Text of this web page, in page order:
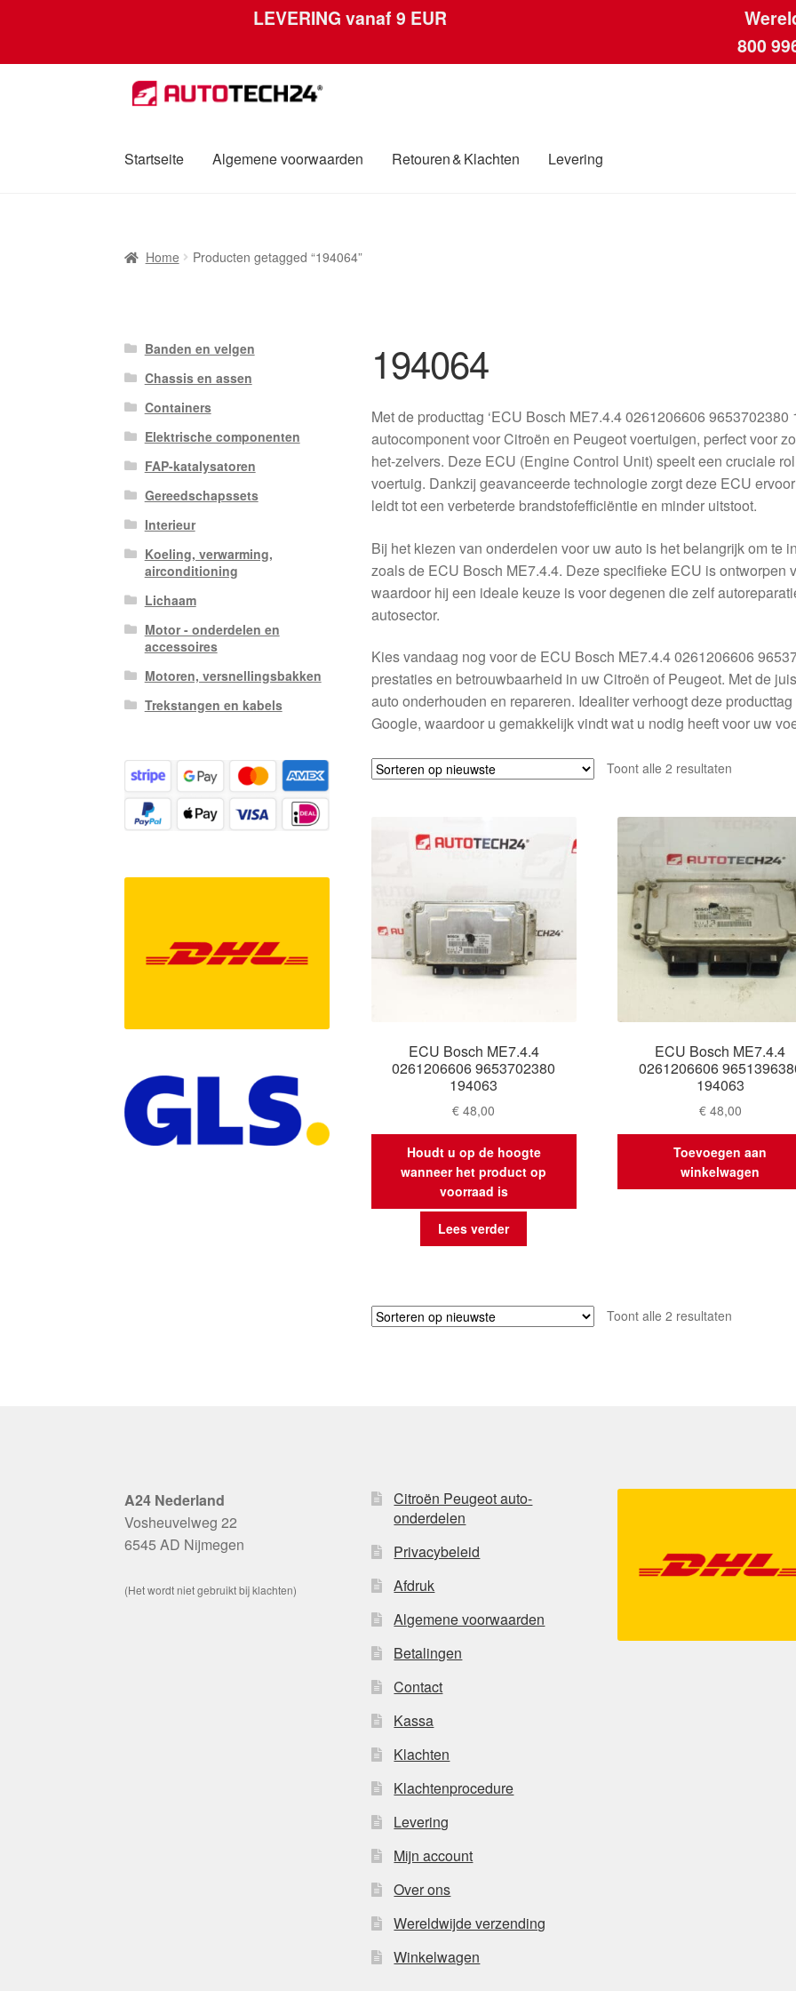
LEVERING vanaf 9 EUR
800
Ga
door
navigatie
Ga
naar
inhoud
Startseite Algemene voorwaarden Retouren & Klachten Levering
Over ons PrivacybeleidWereldwijde verzending
Home Producten getagged “194064”
194064
Met de producttag ‘ECU Bosch ME7.4.4 0261206606
autocomponent voor Citroën en Peugeot voertuigen, perfect voor
het-zelvers. Deze ECU (Engine Control Unit) speelt een cruciale
voertuig. Dankzij geavanceerde technologie zorgt deze ECU
leidt tot een verbeterde brandstofefficiëntie en minder uitstoot.
Bij het kiezen van onderdelen voor uw auto is het belangrijk om te
zoals de ECU Bosch ME7.4.4. Deze specifieke ECU is ontworpen
waardoor hij een ideale keuze is voor degenen die zelf
autosector.
Kies vandaag nog voor de ECU Bosch ME7.4.4 0261206606
prestaties en betrouwbaarheid in uw Citroën of Peugeot. Met de
auto onderhouden en repareren. Idealiter verhoogt deze
Google, waardoor u gemakkelijk vindt wat u nodig heeft voor uw
Toont alle 2 resultatenGesorteerd
ECU Bosch ME7.4.4
0261206606 9653702380
194063
€ 48,00
Houdt u op de hoogte
wanneer het product op
voorraad is
Lees verder
ECU Bosch ME7.4.4
0261206606
194063
€48,00
Toevoegen aan
winkelwagen
Toont alle 2 resultatenGesorteerd
Banden en velgen
Chassis en assen
Containers
Elektrische componenten
FAP-katalysatoren
Gereedschapssets
Interieur
Koeling, verwarming,
airconditioning
Lichaam
Motor - onderdelen en
accessoires
Motoren, versnellingsbakken
Trekstangen en kabels
A24 Nederland
Vosheuvelweg 22
6545 AD Nijmegen
(Het wordt niet gebruikt bij klachten)
Citroën Peugeot auto-
onderdelen
Privacybeleid
Afdruk
Algemene voorwaarden
Betalingen
Contact
Kassa
Klachten
Klachtenprocedure
Levering
Mijn account
Over ons
Wereldwijde verzending
Winkelwagen